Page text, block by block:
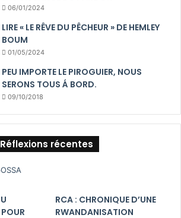
06/01/2024
LIRE « LE RÊVE DU PÊCHEUR » DE HEMLEY
BOUM
01/05/2024
PEU IMPORTE LE PIROGUIER, NOUS
SERONS TOUS Á BORD.
09/10/2018
récentes
RCA : CHRONIQUE D’UNE
RWANDANISATION